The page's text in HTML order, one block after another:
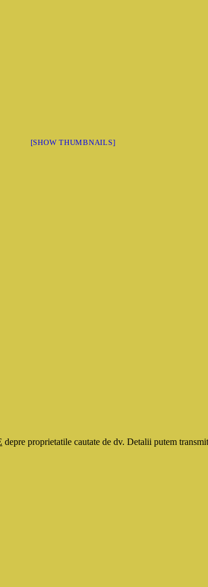
[SHOW THUMBNAILS]
depre proprietatile cautate de dv. Detalii putem